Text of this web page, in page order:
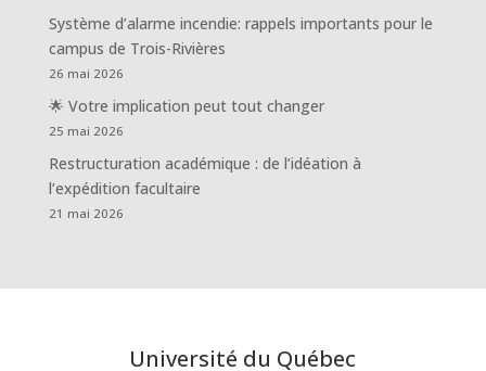
Système d’alarme incendie: rappels importants pour le
campus de Trois-Rivières
26 mai 2026
🌟 Votre implication peut tout changer
25 mai 2026
Restructuration académique : de l’idéation à
l’expédition facultaire
21 mai 2026
Université du Québec